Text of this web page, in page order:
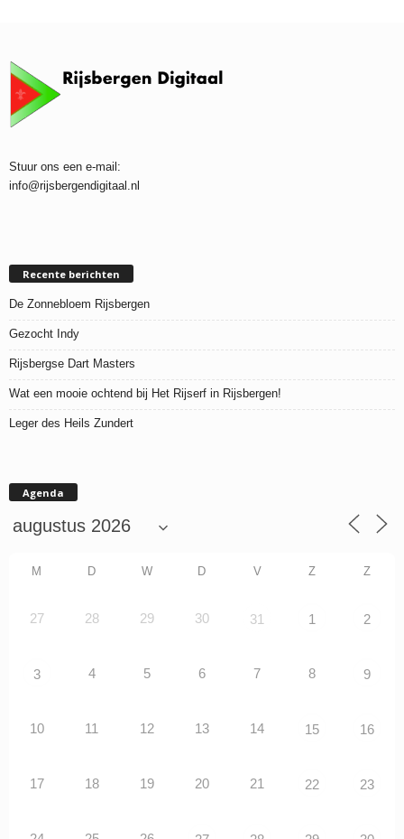
Stuur ons een e-mail:
info@rijsbergendigitaal.nl
Recente berichten
De Zonnebloem Rijsbergen
Gezocht Indy
Rijsbergse Dart Masters
Wat een mooie ochtend bij Het Rijserf in Rijsbergen!
Leger des Heils Zundert
Agenda
M D W D V Z Z
27 28 29 30 31 1 2
3 4 5 6 7 8 9
10 11 12 13 14 15 16
17 18 19 20 21 22 23